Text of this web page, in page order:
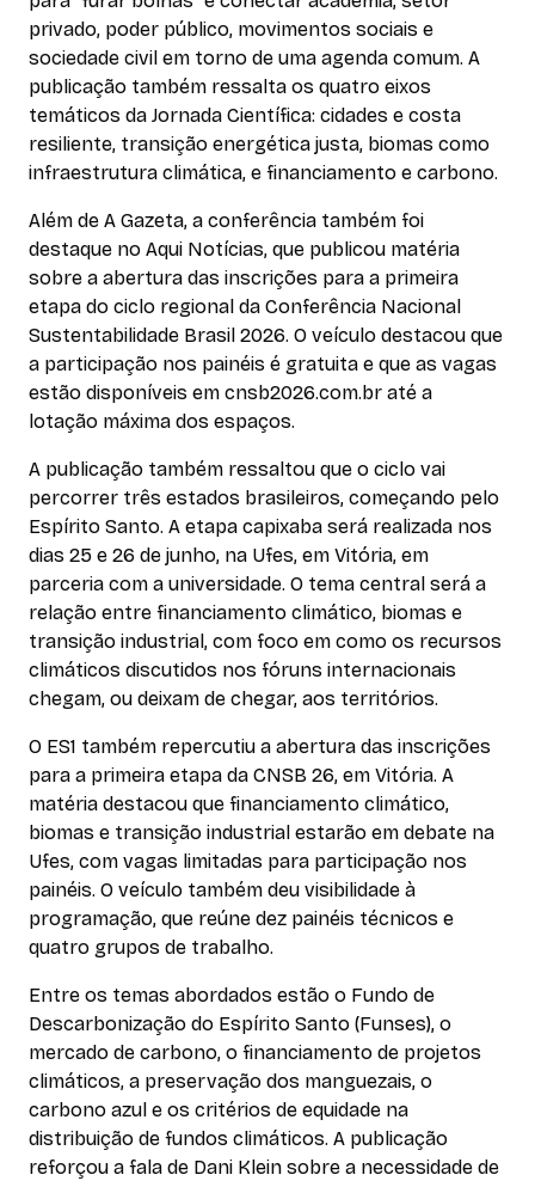
privado, poder público, movimentos sociais e
sociedade civil em torno de uma agenda comum. A
publicação também ressalta os quatro eixos
temáticos da Jornada Científica: cidades e costa
resiliente, transição energética justa, biomas como
infraestrutura climática, e financiamento e carbono.
Além de A Gazeta, a conferência também foi
destaque no Aqui Notícias, que publicou matéria
sobre a abertura das inscrições para a primeira
etapa do ciclo regional da Conferência Nacional
Sustentabilidade Brasil 2026. O veículo destacou que
a participação nos painéis é gratuita e que as vagas
estão disponíveis em cnsb2026.com.br até a
lotação máxima dos espaços.
A publicação também ressaltou que o ciclo vai
percorrer três estados brasileiros, começando pelo
Espírito Santo. A etapa capixaba será realizada nos
dias 25 e 26 de junho, na Ufes, em Vitória, em
parceria com a universidade. O tema central será a
relação entre financiamento climático, biomas e
transição industrial, com foco em como os recursos
climáticos discutidos nos fóruns internacionais
chegam, ou deixam de chegar, aos territórios.
O ES1 também repercutiu a abertura das inscrições
para a primeira etapa da CNSB 26, em Vitória. A
matéria destacou que financiamento climático,
biomas e transição industrial estarão em debate na
Ufes, com vagas limitadas para participação nos
painéis. O veículo também deu visibilidade à
programação, que reúne dez painéis técnicos e
quatro grupos de trabalho.
Entre os temas abordados estão o Fundo de
Descarbonização do Espírito Santo (Funses), o
mercado de carbono, o financiamento de projetos
climáticos, a preservação dos manguezais, o
carbono azul e os critérios de equidade na
distribuição de fundos climáticos. A publicação
reforçou a fala de Dani Klein sobre a necessidade de